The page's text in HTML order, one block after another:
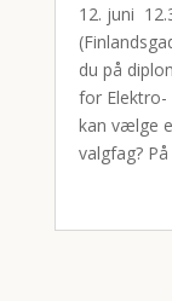
12. juni
du på
for
kan vælge
valgfag?